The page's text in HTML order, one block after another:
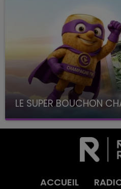
LE SUPER BOUCHON
avec La Famille
ACCUEIL